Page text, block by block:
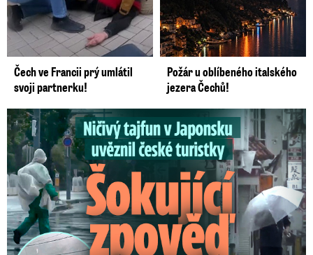
Čech ve Francii prý umlátil
svoji partnerku!
Požár u oblíbeného italského
jezera Čechů!
Ničivý tajfun uvěznil české turistky: Šokující zpověď